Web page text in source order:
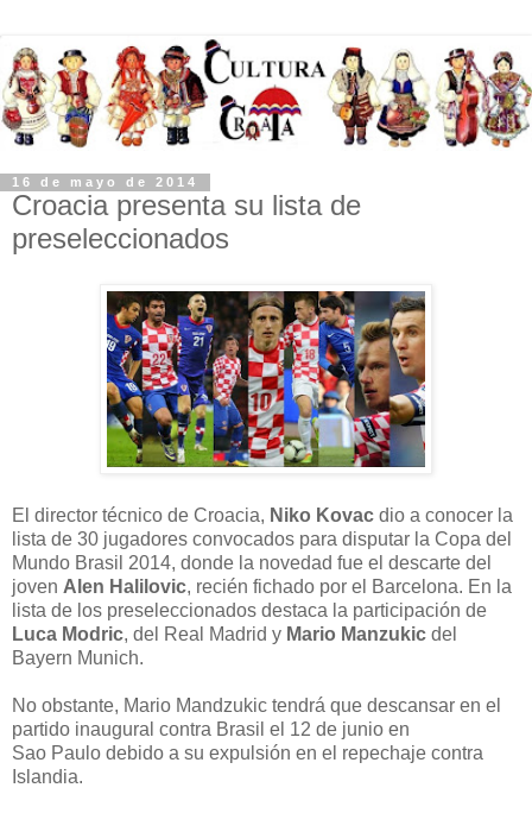
16 de mayo de 2014
Croacia presenta su lista de
preseleccionados
El director técnico de Croacia, Niko Kovac dio a conocer la
lista de 30 jugadores convocados para disputar la Copa del
Mundo Brasil 2014, donde la novedad fue el descarte del
joven Alen Halilovic, recién fichado por el Barcelona. En la
lista de los preseleccionados destaca la participación de
Luca Modric, del Real Madrid y Mario Manzukic del
Bayern Munich.
No obstante, Mario Mandzukic tendrá que descansar en el
partido inaugural contra Brasil el 12 de junio en
Sao Paulo debido a su expulsión en el repechaje contra
Islandia.